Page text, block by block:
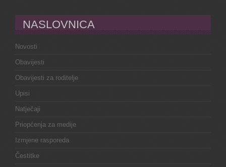
NASLOVNICA
Novosti
Obavijesti
Obavijesti za roditelje
Upisi
Natječaji
Priopćenja za medije
Izmjene rasporeda
Čestitke